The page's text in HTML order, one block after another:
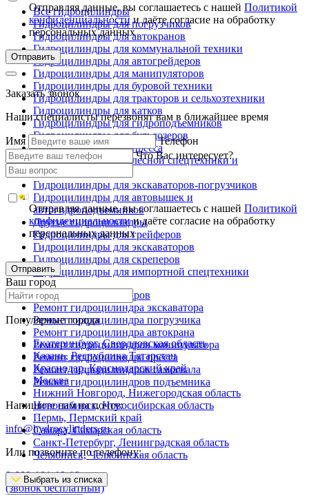
Все гидроцилиндры
Гидроцилиндры для погрузчиков
Гидроцилиндры для автокранов
Гидроцилиндры для коммунальной техники
Гидроцилиндры для автогрейдеров
Гидроцилиндры для манипуляторов
Гидроцилиндры для буровой техники
Гидроцилиндры для тракторов и сельхозтехники
Гидроцилиндры для катков
Гидроцилиндры для гидроподъемников
Гидроцилиндры для бульдозеров
Гидроцилиндры для пресса
Гидроцилиндры для лесной спецтехники и
металловозов
Гидроцилиндры для экскаваторов-погрузчиков
Гидроцилиндры для автовышек и
автогидроподъемников
Другие гидроцилиндры
Гидроцилиндры для грейферов
Гидроцилиндры для экскаваторов
Гидроцилиндры для скреперов
Гидроцилиндры для импортной спецтехники
Ремонт гидроцилиндров
Ремонт гидроцилиндра экскаватора
Ремонт гидроцилиндра погрузчика
Ремонт гидроцилиндра автокрана
Ремонт гидроцилиндров манипулятора
Ремонт гидроцилиндра пресса
Ремонт гидроцилиндров самосвала
Ремонт гидроцилиндров подъемника
Напишите нам на почту:
info@hydrocylinders.ru
Или позвоните по телефону:
8-800-101-19-19
(звонок бесплатный)
Отправляя данные, вы соглашаетесь с нашейПолитикой
конфиденциальностии даёте согласие на обработку
персональных данных
Отправить
Заказать звонок
Наши специалисты перезвонят вам в ближайшее время
Имя
Телефон
Что Вас интересует?
Отправляя данные, вы соглашаетесь с нашейПолитикой
конфиденциальностии даёте согласие на обработку
персональных данных
Отправить
Ваш город
Популярные города
Екатеринбург, Свердловская область
Казань, Республика Татарстан
Краснодар, Краснодарский край
Москва
Нижний Новгород, Нижегородская область
Новосибирск, Новосибирская область
Пермь, Пермский край
Самара, Самарская область
Санкт-Петербург, Ленинградская область
Челябинск, Челябинская область
Выбрать из списка